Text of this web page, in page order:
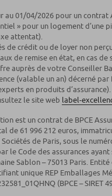
au 01/04/2026 pour un
» pour un logement d’une
attentat).
de crédit ou de loyer non
de remise en état, en cas de
auprès de votre Conseiller
(valable un an) décerné par
en produits
le site web label-
est un contrat de BPCE
de 61 996 212 euros,
de Paris, sous le
le Code des assurances ayant
Sablon – 75013 Paris. Entité
unique REP Emballages
(BPCE – SIRET